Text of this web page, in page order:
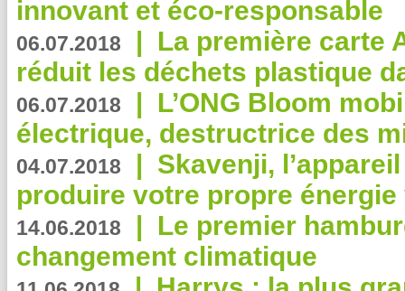
innovant et éco-responsable
06.07.2018 | La première carte
réduit les déchets plastique
06.07.2018 | L’ONG Bloom
électrique, destructrice des
04.07.2018 | Skavenji,
produire votre propre
14.06.2018 | Le premier
changement climatique